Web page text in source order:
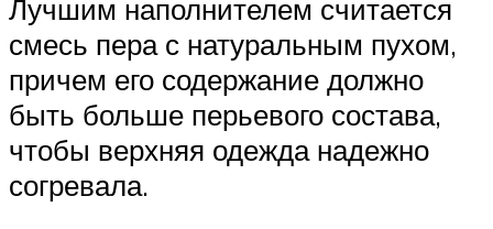
Лучшим наполнителем считается
смесь пера с натуральным пухом,
причем его содержание должно
быть больше перьевого состава,
чтобы верхняя одежда надежно
согревала.